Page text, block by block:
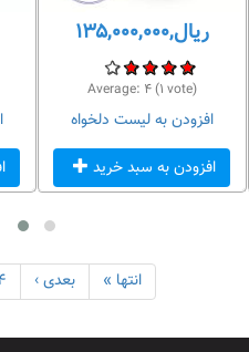
ریال,۱۳۵,۰۰۰,۰۰۰
Average: ۴(۱ vote)
افزودن به لیست دلخواه
افزودن به سبد خرید
بعدی › انتها »